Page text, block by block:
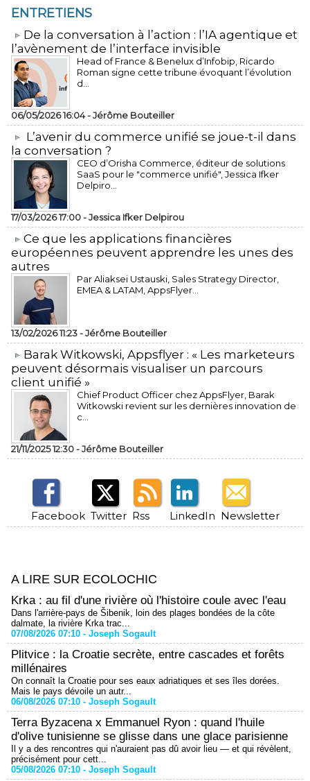
ENTRETIENS
​De la conversation à l’action : l’IA agentique et
l’avènement de l’interface invisible
Head of France & Benelux d’Infobip, Ricardo
Roman signe cette tribune évoquant l’évolution
d...
06/05/2026 16:04 -Jérôme Bouteiller
L’avenir du commerce unifié se joue-t-il dans
la conversation ?
CEO d’Orisha Commerce, éditeur de solutions
SaaS pour le "commerce unifié", Jessica Ifker
Delpiro...
17/03/2026 17:00 -Jessica Ifker Delpirou
​Ce que les applications financières
européennes peuvent apprendre les unes des
autres
Par Aliaksei Ustauski, Sales Strategy Director,
EMEA & LATAM, AppsFlyer...
13/02/2026 11:23 -Jérôme Bouteiller
​Barak Witkowski, Appsflyer : « Les marketeurs
peuvent désormais visualiser un parcours
client unifié »
Chief Product Officer chez AppsFlyer, ​Barak
Witkowski revient sur les dernières innovation de
c...
21/11/2025 12:30 -Jérôme Bouteiller
Facebook Twitter Rss LinkedIn Newsletter
A LIRE SUR ECOLOCHIC
Krka : au fil d'une rivière où l'histoire coule avec l'eau
Dans l'arrière-pays de Šibenik, loin des plages bondées de la côte
dalmate, la rivière Krka trac...
07/08/2026 07:10 - Joseph Sogault
Plitvice : la Croatie secrète, entre cascades et forêts
millénaires
On connaît la Croatie pour ses eaux adriatiques et ses îles dorées.
Mais le pays dévoile un autr...
06/08/2026 07:10 - Joseph Sogault
Terra Byzacena x Emmanuel Ryon : quand l'huile
d'olive tunisienne se glisse dans une glace parisienne
Il y a des rencontres qui n'auraient pas dû avoir lieu — et qui révèlent,
précisément pour cett...
05/08/2026 07:10 - Joseph Sogault